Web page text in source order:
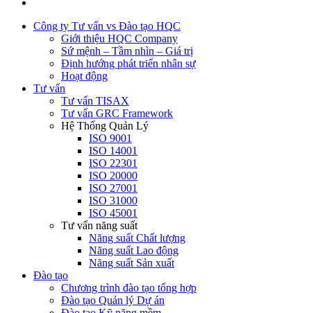
Công ty Tư vấn vs Đào tạo HQC
Giới thiệu HQC Company
Sứ mệnh – Tầm nhìn – Giá trị
Định hướng phát triển nhân sự
Hoạt động
Tư vấn
Tư vấn TISAX
Tư vấn GRC Framework
Hệ Thống Quản Lý
ISO 9001
ISO 14001
ISO 22301
ISO 20000
ISO 27001
ISO 31000
ISO 45001
Tư vấn năng suất
Năng suất Chất lượng
Năng suất Lao động
Năng suất Sản xuất
Đào tạo
Chương trình đào tạo tổng hợp
Đào tạo Quản lý Dự án